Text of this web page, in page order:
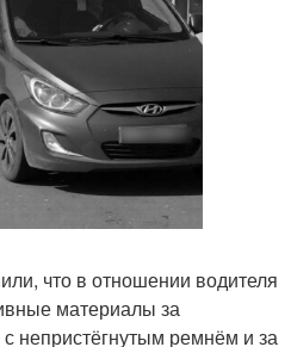
что в отношении водителя
материалы за
непристёгнутым ремнём и за